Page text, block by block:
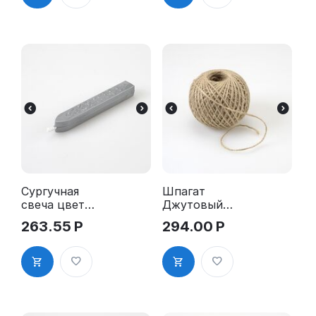
Сургучная
свеча цвет
СЕРЕБРО
для
пломбира
01750
263.55 Р
Шпагат
Джутовый
100м, 00390
294.00 Р